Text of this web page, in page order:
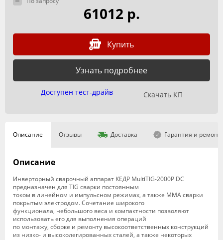
61012 р.
Купить
Узнать подробнее
Доступен тест-драйв Скачать КП
Описание Отзывы Доставка Гарантия и ремонт
Описание
Инверторный сварочный аппарат КЕДР MultiTIG-2000P DC
предназначен для TIG сварки постоянным
током в линейном и импульсном режимах, а также MMA сварки
покрытым электродом. Сочетание широкого
функционала, небольшого веса и компактности позволяют
использовать его для выполнения операций
по монтажу, сборке и ремонту высокоответственных конструкций
из низко- и высоколегированных сталей, а также некоторых